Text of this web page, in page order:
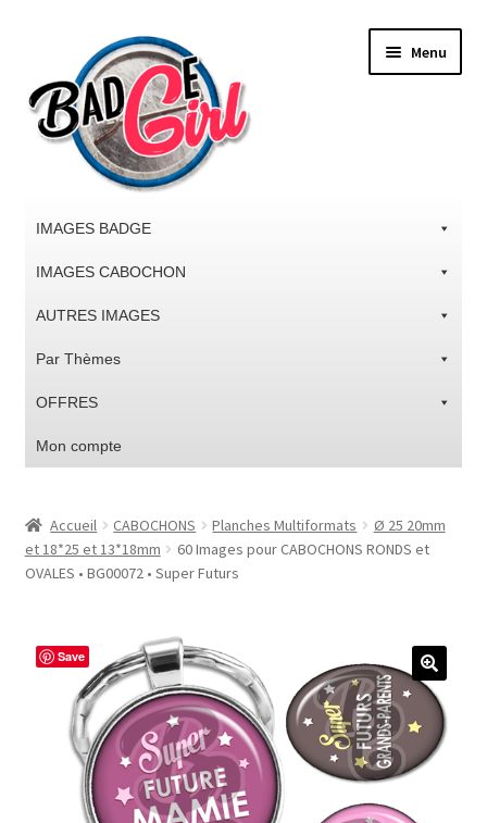
la
navigation
contenu
Menu
IMAGES BADGE
IMAGES CABOCHON
AUTRES IMAGES
Par Thèmes
OFFRES
Mon compte
#1298 (pas de titre)
#5610 (pas de titre)
#5740 (pas de titre)
Acheter ma Machine à Badge
Accueil CABOCHONS Planches Multiformats
Ø 25 20mm
et 18*25 et 13*18mm
60 Images pour CABOCHONS RONDS et
OVALES • BG00072 • Super Futurs
Save